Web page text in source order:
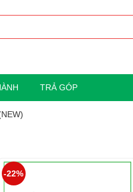
TRẢ GÓP
-22%